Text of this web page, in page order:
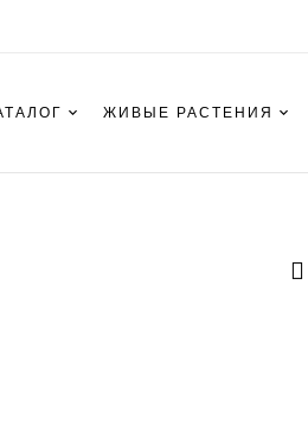
ЖИВЫЕ РАСТЕНИЯ